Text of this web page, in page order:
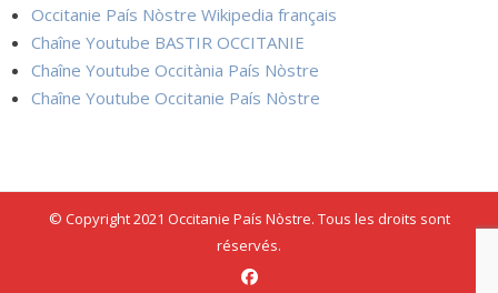
Occitanie País Nòstre Wikipedia français
Chaîne Youtube BASTIR OCCITANIE
Chaîne Youtube Occitània País Nòstre
Chaîne Youtube Occitanie País Nòstre
© Copyright 2021 Occitanie País Nòstre. Tous les droits sont
réservés.